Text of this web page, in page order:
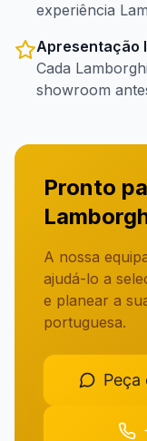
experiência
Apresentação
Cada
showroom
Pronto
A nossa
ajudá-lo a
e planear a
portuguesa.
Peça